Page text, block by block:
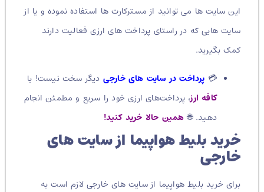
این سایت ها می توانید از مسترکارت ها استفاده نموده و یا از
سایت هایی که در راستای پرداخت های ارزی فعالیت دارند
کمک بگیرید.
💳 پرداخت در سایت‌ های خارجی دیگر سخت نیست! با
کافه ارز، پرداخت‌های ارزی خود را سریع و مطمئن انجام
دهید. 🌐همین حالا خرید کنید!
خرید بلیط هواپیما از سایت های
خارجی
برای خرید بلیط هواپیما از سایت های خارجی لازم است به